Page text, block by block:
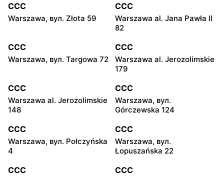
CCC
Warszawa, вул. Złota 59
CCC
Warszawa al. Jana Pawła II
82
CCC
Warszawa, вул. Targowa 72
CCC
Warszawa al. Jerozolimskie
179
CCC
Warszawa al. Jerozolimskie
148
CCC
Warszawa, вул.
Górczewska 124
CCC
Warszawa, вул. Połczyńska
4
CCC
Warszawa, вул.
Łopuszańska 22
CCC CCC